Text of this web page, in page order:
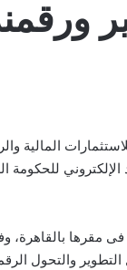
المالية
للحكومة
بالقاهرة،
والتحول